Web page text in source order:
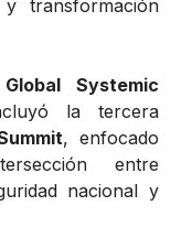
transformación
Systemic
la tercera
, enfocado
entre
nacional y